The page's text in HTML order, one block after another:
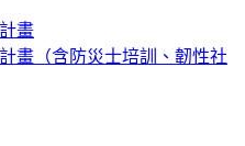
畫
畫（含防災士培訓、韌性社